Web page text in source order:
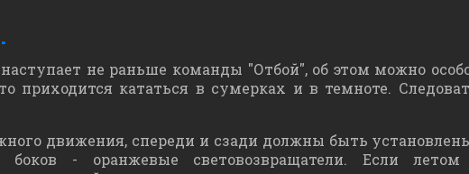
не раньше команды "Отбой", об этом можно
приходится кататься в сумерках и в темноте.
движения, спереди и сзади должны быть
- оранжевые световозвращатели. Если